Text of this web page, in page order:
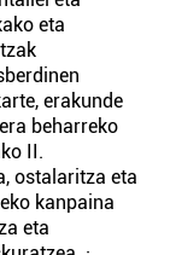
eta
erakunde
beharreko
II.
ostalaritza eta
kanpaina
eta